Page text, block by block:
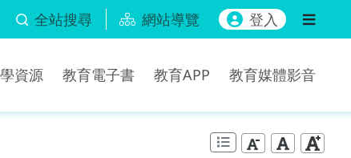
全站搜尋 網站導覽 登入
資源 教育電子書 教育APP 教育媒體影音